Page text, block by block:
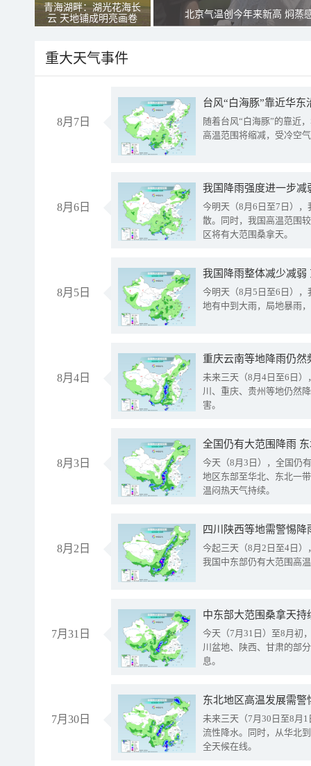
青海湖畔：湖光花海长
云 天地铺成明亮画卷
北京气温创今年来新高 焖蒸
重大天气事件
8月7日
台风“白海豚”靠近华
随着台风“白海豚”的靠近
高温范围将缩减，受冷空
8月6日
今明天（8月6日至7日）
散。同时，我国高温范围
区将有大范围桑拿天。
8月5日
我国降雨整体减少减弱
今明天（8月5日至6日）
地有中到大雨，局地暴雨
8月4日
重庆云南等地降雨仍然
未来三天（8月4日至6日
川、重庆、贵州等地仍然
害。
8月3日
全国仍有大范围降雨
今天（8月3日），全国仍
地区东部至华北、东北一
温闷热天气持续。
8月2日
今起三天（8月2日至4日
我国中东部仍有大范围高
7月31日
中东部大范围桑拿天
今天（7月31日）至8月初
川盆地、陕西、甘肃的部
息。
7月30日
东北地区高温发展需
未来三天（7月30日至8月
流性降水。同时，从华北
全天候在线。